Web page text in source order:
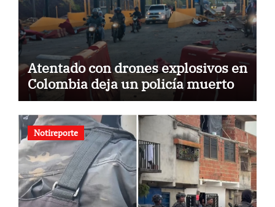
Atentado con drones explosivos en
Colombia deja un policía muerto
Notireporte